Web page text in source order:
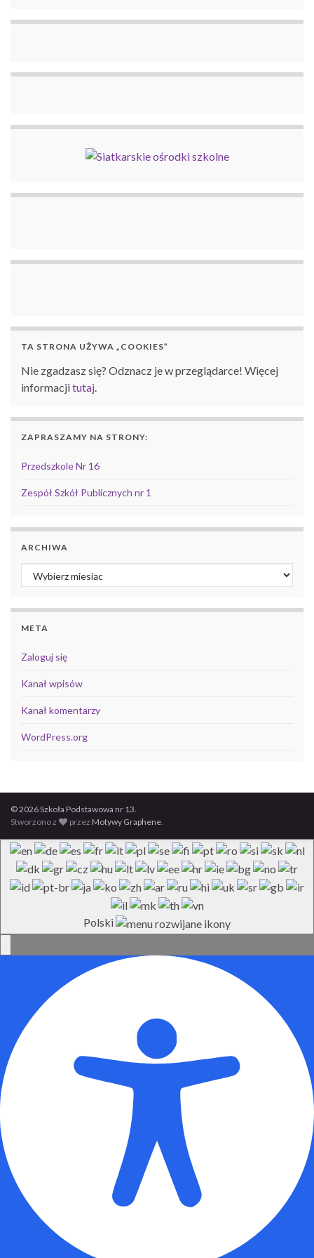
TA STRONA UŻYWA „COOKIES”
Nie zgadzasz się? Odznacz je w przeglądarce! Więcej
informacjitutaj.
ZAPRASZAMY NA STRONY:
Przedszkole Nr 16
Zespół Szkół Publicznych nr 1
ARCHIWA
Archiwa
META
Zaloguj się
Kanał wpisów
Kanał komentarzy
WordPress.org
© 2026 Szkoła Podstawowa nr 13.
Stworzono z
przez Motywy Graphene.
Polski